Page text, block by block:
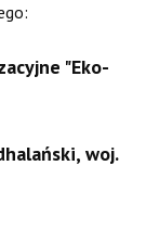
"Eko-
woj.